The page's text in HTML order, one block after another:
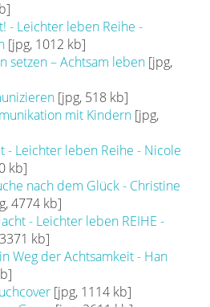
- Leichter leben Reihe -
[jpg, 1012 kb]
setzen – Achtsam leben [jpg,
[jpg, 518 kb]
mit Kindern[jpg,
- Leichter leben Reihe - Nicole
kb]
nach dem Glück - Christine
4774 kb]
- Leichter leben REIHE -
kb]
Weg der Achtsamkeit - Han
[jpg, 1114 kb]